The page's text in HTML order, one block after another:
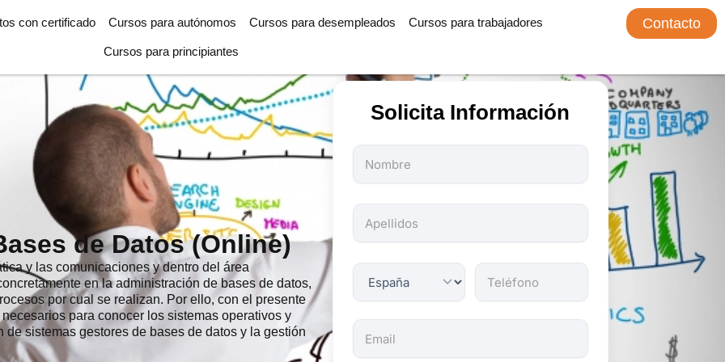
con certificado Cursos para autónomos Cursos para desempleados Cursos para trabajadores
Cursos para principiantes
Contacto
de Datos (Online)
y las comunicaciones y dentro del área
en la administración de bases de datos,
por cual se realizan. Por ello, con el presente
para conocer los sistemas operativos y
sistemas gestores de bases de datos y la gestión
Solicita Información
Todos
los
son
obligatorios.